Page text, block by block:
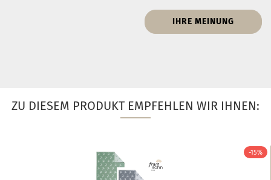
IHRE MEINUNG
ZU DIESEM PRODUKT EMPFEHLEN WIR IHNEN:
-15%